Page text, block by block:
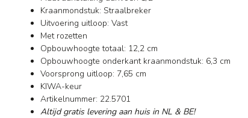
Kraanmondstuk: Straalbreker
Uitvoering uitloop: Vast
Met rozetten
Opbouwhoogte totaal: 12,2 cm
Opbouwhoogte onderkant kraanmondstuk: 6,3 cm
Voorsprong uitloop: 7,65 cm
KIWA-keur
Artikelnummer: 22.5701
Altijd gratis levering aan huis in NL & BE!